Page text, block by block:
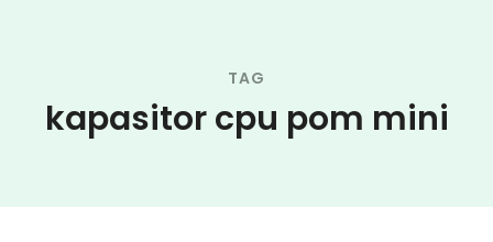
TAG
kapasitor cpu pom mini